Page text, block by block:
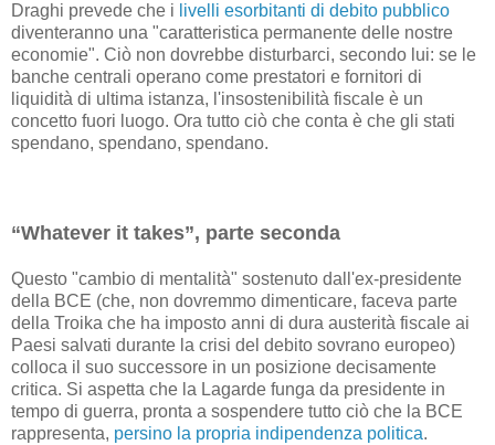
Draghi prevede che i livelli esorbitanti di debito pubblico
diventeranno una "caratteristica permanente delle nostre
economie". Ciò non dovrebbe disturbarci, secondo lui: se le
banche centrali operano come prestatori e fornitori di
liquidità di ultima istanza, l'insostenibilità fiscale è un
concetto fuori luogo. Ora tutto ciò che conta è che gli stati
spendano, spendano, spendano.
“Whatever it takes”, parte seconda
Questo "cambio di mentalità" sostenuto dall'ex-presidente
della BCE (che, non dovremmo dimenticare, faceva parte
della Troika che ha imposto anni di dura austerità fiscale ai
Paesi salvati durante la crisi del debito sovrano europeo)
colloca il suo successore in un posizione decisamente
critica. Si aspetta che la Lagarde funga da presidente in
tempo di guerra, pronta a sospendere tutto ciò che la BCE
rappresenta, persino la propria indipendenza politica.